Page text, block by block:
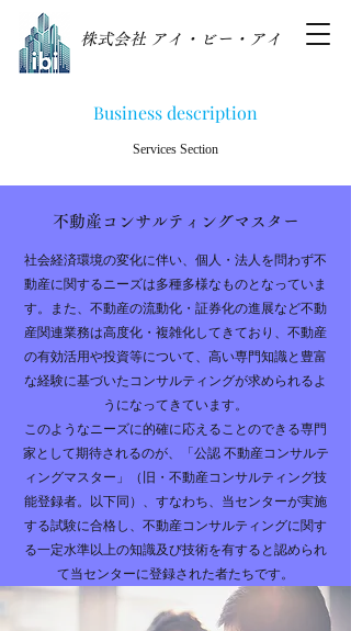
株式会社 アイ・ビー・アイ
Business description
Services Section
​不動産コンサルティングマスター
社会経済環境の変化に伴い、個人・法人を問わず不
動産に関するニーズは多種多様なものとなっていま
す。また、不動産の流動化・証券化の進展など不動
産関連業務は高度化・複雑化してきており、不動産
の有効活用や投資等について、高い専門知識と豊富
な経験に基づいたコンサルティングが求められるよ
うになってきています。
このようなニーズに的確に応えることのできる専門
家として期待されるのが、「公認 不動産コンサルテ
ィングマスター」（旧・不動産コンサルティング技
能登録者。以下同）、すなわち、当センターが実施
する試験に合格し、不動産コンサルティングに関す
る一定水準以上の知識及び技術を有すると認められ
て当センターに登録された者たちです。